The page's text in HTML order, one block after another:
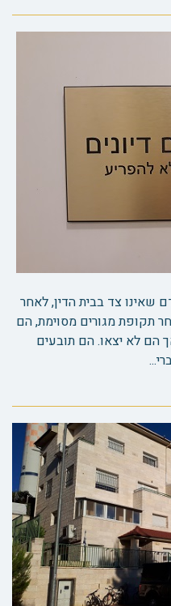
שאינו צד בבית הדין, לאחר
תקופת מגורים מסוימת, הם
הם לא יצאו. הם תובעים